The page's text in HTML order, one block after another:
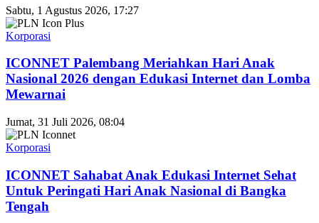
Sabtu, 1 Agustus 2026, 17:27
Korporasi
ICONNET Palembang Meriahkan Hari Anak
Nasional 2026 dengan Edukasi Internet dan Lomba
Mewarnai
Jumat, 31 Juli 2026, 08:04
Korporasi
ICONNET Sahabat Anak Edukasi Internet Sehat
Untuk Peringati Hari Anak Nasional di Bangka
Tengah